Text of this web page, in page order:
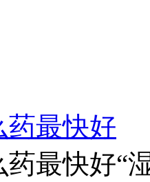
药最快好
最快好“